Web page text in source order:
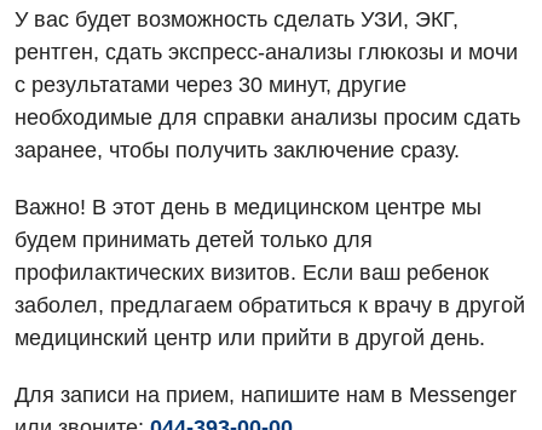
Бесплатные услуги
Вакцинация
Гастроэнтерология
Гинекологическое отделение
Дерматовенерология
Диетология
Хирургическое отделение
Эндоскопическое отделение
У вас будет возможность сделать УЗИ, ЭКГ,
рентген, сдать экспресс-анализы глюкозы и мочи
с результатами через 30 минут, другие
необходимые для справки анализы просим сдать
заранее, чтобы получить заключение сразу.
Важно! В этот день в медицинском центре мы
будем принимать детей только для
профилактических визитов. Если ваш ребенок
заболел, предлагаем обратиться к врачу в другой
медицинский центр или прийти в другой день.
Для записи на прием, напишите нам в Messenger